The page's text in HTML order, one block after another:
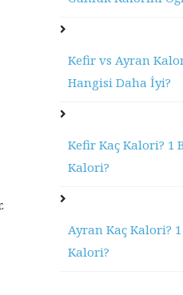
Kefir vs Ayran
Hangisi Daha İyi?
Kefir Kaç Kalori? 1
Kalori?
Ayran Kaç Kalori?
Kalori?